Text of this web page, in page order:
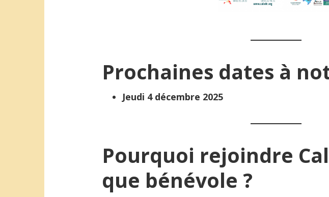
Prochaines dates à
Jeudi 4 décembre 2025
Pourquoi rejoindre
que bénévole ?